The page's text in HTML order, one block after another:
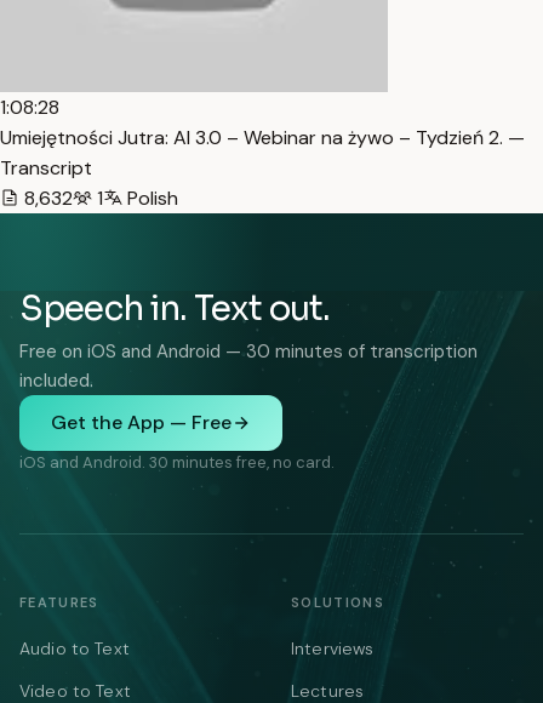
1:08:28
Umiejętności Jutra: AI 3.0 – Webinar na żywo – Tydzień 2. —
Transcript
8,632
1 Polish
Speech in. Text out.
Free on iOS and Android — 30 minutes of transcription
included.
Get the App — Free
iOS and Android. 30 minutes free, no card.
FEATURES
Audio to Text
Video to Text
SOLUTIONS
Interviews
Lectures